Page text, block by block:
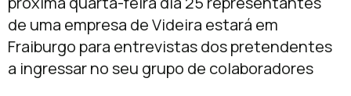
de uma empresa de Videira estará em
Fraiburgo para entrevistas dos pretendentes
a ingressar no seu grupo de colaboradores